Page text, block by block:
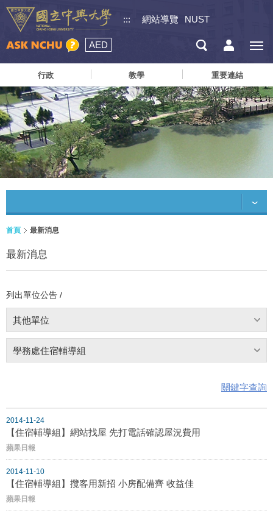
::: 網站導覽 NUST
AED
行政 教學 重要連結
首頁 最新消息
最新消息
列出單位公告 /
其他單位
學務處住宿輔導組
關鍵字查詢
2014-11-24
【住宿輔導組】網站找屋 先打電話確認屋況費用
蘋果日報
2014-11-10
【住宿輔導組】攬客用新招 小房配備齊 收益佳
蘋果日報